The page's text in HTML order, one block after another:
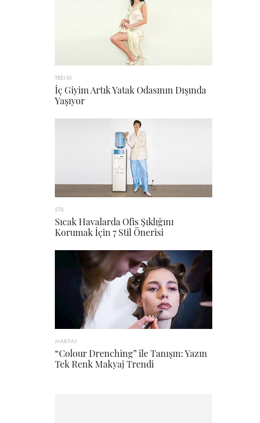
TREND
İç Giyim Artık Yatak Odasının Dışında
Yaşıyor
STİL
Sıcak Havalarda Ofis Şıklığını
Korumak İçin 7 Stil Önerisi
MAKYAJ
“Colour Drenching” ile Tanışın: Yazın
Tek Renk Makyaj Trendi